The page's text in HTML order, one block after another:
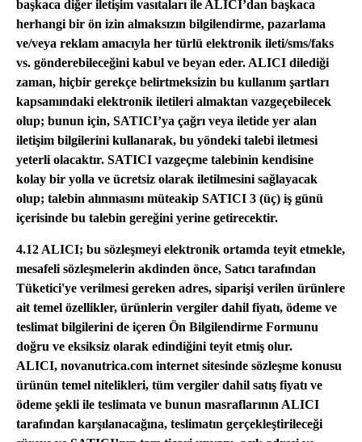
başkaca diğer iletişim vasıtaları ile ALICI’dan başkaca
herhangi bir ön izin almaksızın bilgilendirme, pazarlama
ve/veya reklam amacıyla her türlü elektronik ileti/sms/faks
vs. gönderebileceğini kabul ve beyan eder. ALICI dilediği
zaman, hiçbir gerekçe belirtmeksizin bu kullanım şartları
kapsamındaki elektronik iletileri almaktan vazgeçebilecek
olup; bunun için, SATICI’ya çağrı veya iletide yer alan
iletişim bilgilerini kullanarak, bu yöndeki talebi iletmesi
yeterli olacaktır. SATICI vazgeçme talebinin kendisine
kolay bir yolla ve ücretsiz olarak iletilmesini sağlayacak
olup; talebin alınmasını müteakip SATICI 3 (üç) iş günü
içerisinde bu talebin gereğini yerine getirecektir.
4.12 ALICI; bu sözleşmeyi elektronik ortamda teyit etmekle,
mesafeli sözleşmelerin akdinden önce, Satıcı tarafından
Tüketici'ye verilmesi gereken adres, siparişi verilen ürünlere
ait temel özellikler, ürünlerin vergiler dahil fiyatı, ödeme ve
teslimat bilgilerini de içeren Ön Bilgilendirme Formunu
doğru ve eksiksiz olarak edindiğini teyit etmiş olur.
ALICI, novanutrica.com internet sitesinde sözleşme konusu
ürünün temel nitelikleri, tüm vergiler dahil satış fiyatı ve
ödeme şekli ile teslimata ve bunun masraflarının ALICI
tarafından karşılanacağına, teslimatın gerçekleştirileceği